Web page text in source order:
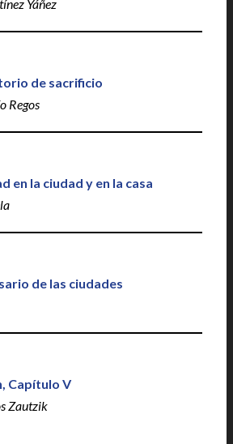
Yáñez
de sacrificio
Regos
en la ciudad y en la casa
de las ciudades
Capítulo V
Zautzik